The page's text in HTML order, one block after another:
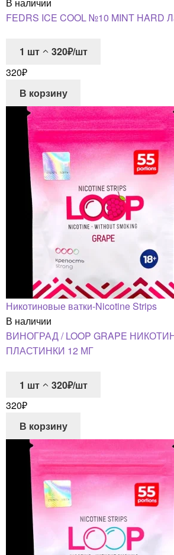
FEDRS ICE COOL №10 MINT HARD
1 шт
320₽/шт
320₽
В корзину
Никотиновые ватки-Nicotine Strips
В наличии
ВИНОГРАД / LOOP GRAPE
ПЛАСТИНКИ 12 МГ
1 шт
320₽/шт
320₽
В корзину